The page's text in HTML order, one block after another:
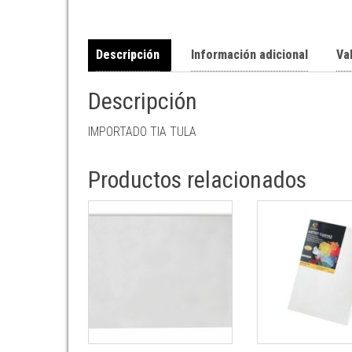
Descripción Información adicional
Descripción
IMPORTADO TIA TULA
Productos relacionados